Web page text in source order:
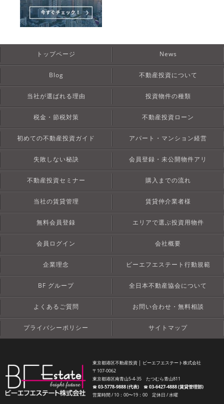
トップページ News
Blog 不動産投資について
当社が選ばれる理由 投資物件の種類
税金・節税対策 不動産投資ローン
初めての不動産投資ガイド アパート・マンション経営
失敗しない秘訣 会員登録・未公開物件アリ
不動産投資セミナー 購入までの流れ
当社の賃貸管理 賃貸仲介業者様
無料会員登録 エリアで選ぶ投資用物件
会員ログイン 会社概要
企業理念 ビーエフエステート行動規範
BF グループ 全日本不動産協会について
よくあるご質問 お問い合わせ・無料相談
プライバシーポリシー サイトマップ
東京都港区不動産投資 │ ビーエフエステート株式会社
〒107-0062
東京都港区南青山5-4-35 たつむら青山811
☎︎03-5778-9888 (代表)☎︎03-6427-4888 (賃貸管理部)
営業時間 / 10：00〜19：00 定休日 / 水曜